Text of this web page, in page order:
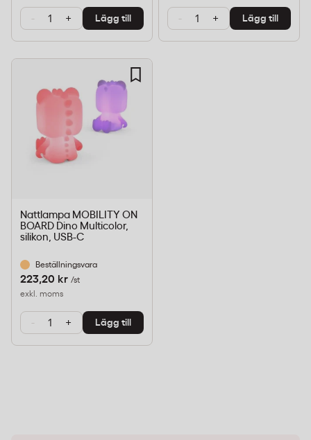
- + Lägg till - + Lägg till
Nattlampa MOBILITY ON
BOARD Dino Multicolor,
silikon, USB-C
Beställningsvara
223,20 kr /st
exkl. moms
- + Lägg till